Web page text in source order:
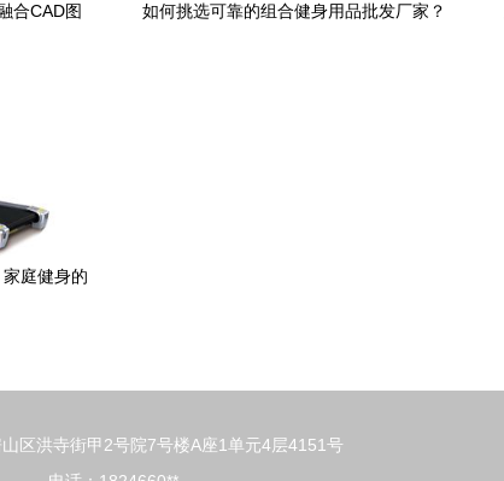
合CAD图
如何挑选可靠的组合健身用品批发厂家？
庭健身的
区洪寺街甲2号院7号楼A座1单元4层4151号